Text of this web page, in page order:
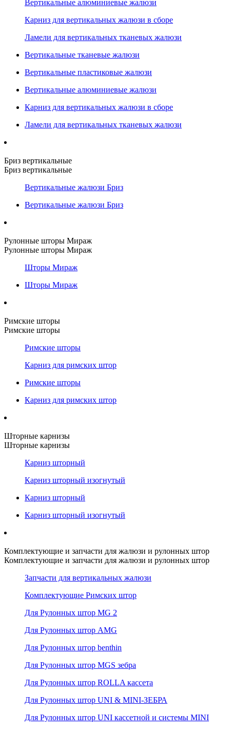
Вертикальные алюминиевые жалюзи
Карниз для вертикальных жалюзи в сборе
Ламели для вертикальных тканевых жалюзи
Вертикальные тканевые жалюзи
Вертикальные пластиковые жалюзи
Вертикальные алюминиевые жалюзи
Карниз для вертикальных жалюзи в сборе
Ламели для вертикальных тканевых жалюзи
Бриз вертикальные
Бриз вертикальные
Вертикальные жалюзи Бриз
Вертикальные жалюзи Бриз
Рулонные шторы Мираж
Рулонные шторы Мираж
Шторы Мираж
Шторы Мираж
Римские шторы
Римские шторы
Римские шторы
Карниз для римских штор
Римские шторы
Карниз для римских штор
Шторные карнизы
Шторные карнизы
Карниз шторный
Карниз шторный изогнутый
Карниз шторный
Карниз шторный изогнутый
Комплектующие и запчасти для жалюзи и рулонных штор
Комплектующие и запчасти для жалюзи и рулонных штор
Запчасти для вертикальных жалюзи
Комплектующие Римских штор
Для Рулонных штор MG 2
Для Рулонных штор AMG
Для Рулонных штор benthin
Для Рулонных штор MGS зебра
Для Рулонных штор ROLLA кассета
Для Рулонных штор UNI & MINI-ЗЕБРА
Для Рулонных штор UNI кассетной и системы MINI